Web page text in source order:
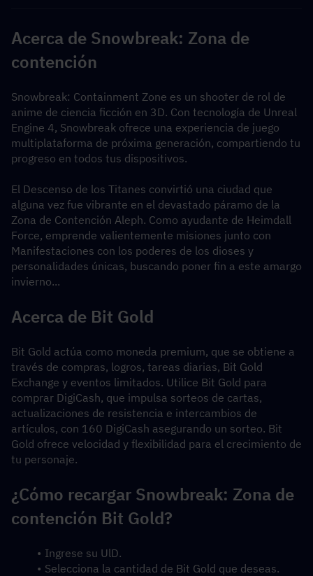
Acerca de Snowbreak: Zona de
contención
Snowbreak: Containment Zone es un shooter de rol de
anime de ciencia ficción en 3D. Con tecnología de Unreal
Engine 4, Snowbreak ofrece una experiencia de juego
multiplataforma de próxima generación, compartiendo tu
progreso en todos tus dispositivos.
El Descenso de los Titanes convirtió una ciudad que
alguna vez fue vibrante en el devastado páramo de la
Zona de Contención Aleph. Como ayudante de Heimdall
Force, emprende valientemente misiones junto con
Manifestaciones con los poderes de los dioses y
personalidades únicas, buscando poner fin a este amargo
invierno...
Acerca de Bit Gold
Bit Gold actúa como moneda premium, que se obtiene a
través de compras, logros, tareas diarias, Bit Gold
Exchange y eventos limitados. Utilice Bit Gold para
comprar DigiCash, que impulsa sorteos de cartas,
actualizaciones de resistencia e intercambios de
artículos, con 160 DigiCash asegurando un sorteo. Bit
Gold ofrece velocidad y flexibilidad para el crecimiento de
tu personaje.
¿Cómo recargar Snowbreak: Zona de
contención Bit Gold?
Ingrese su UlD.
Selecciona la cantidad de Bit Gold que deseas.